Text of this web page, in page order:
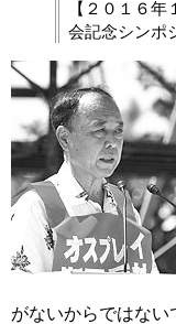
【２０１６
会記念シンポ
がないからではな